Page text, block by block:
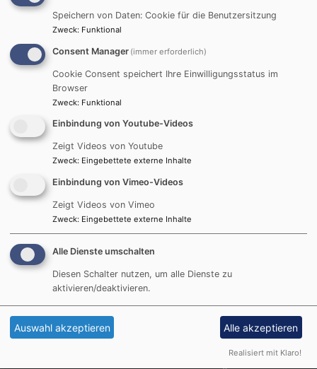
KG OSH / USH
Der neue Gemeindebrief
Blättern Sie schon vor der
Verteilung in der ersten
Oberschleißheim und
Das Heft können Sie hier
Hauptnavigation
Startseite
Prävention
Wo wir sind
Fußbereichsmenü
Kontakt
Cookie-Einstellungen
Speichern von Daten: Cookie für die Benutzersitzung
Zweck: Funktional
Consent Manager (immer erforderlich)
Cookie Consent speichert Ihre Einwilligungsstatus im
Browser
Zweck: Funktional
Einbindung von Youtube-Videos
Zeigt Videos von Youtube
Zweck: Eingebettete externe Inhalte
Einbindung von Vimeo-Videos
Zeigt Videos von Vimeo
Zweck: Eingebettete externe Inhalte
Alle Dienste umschalten
Diesen Schalter nutzen, um alle Dienste zu
aktivieren/deaktivieren.
Auswahl akzeptieren Alle akzeptieren
Realisiert mit Klaro!